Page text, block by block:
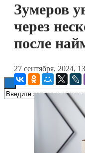
Технологии
Зумеров
через
после
27 сентября, 2024,